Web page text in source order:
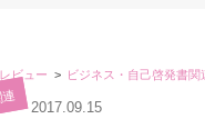
ビュー ビジネス・自己啓発書関
2017.09.15